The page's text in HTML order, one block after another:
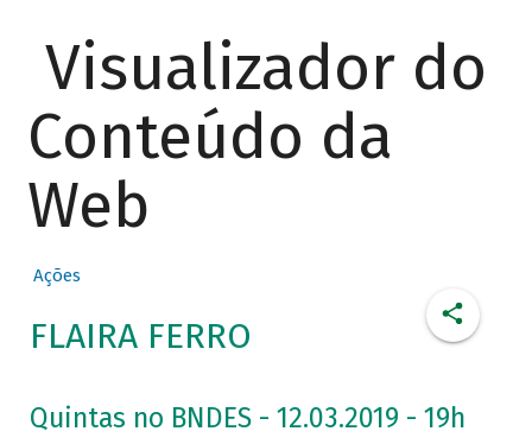
Visualizador do
Conteúdo da
Web
Ações
FLAIRA FERRO
Quintas no BNDES - 12.03.2019 - 19h